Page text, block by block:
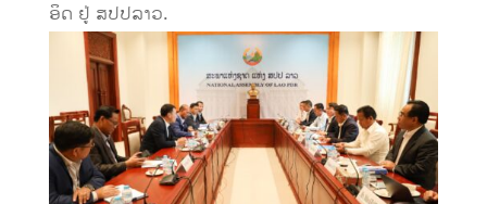
ອິດ ຢູ່ ສປປລາວ.